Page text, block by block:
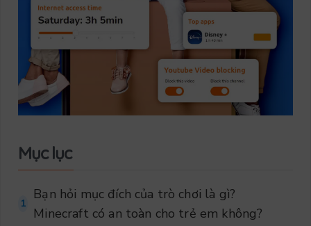
Mục lục
1
Bạn hỏi mục đích của trò chơi là gì?
Minecraft có an toàn cho trẻ em không?